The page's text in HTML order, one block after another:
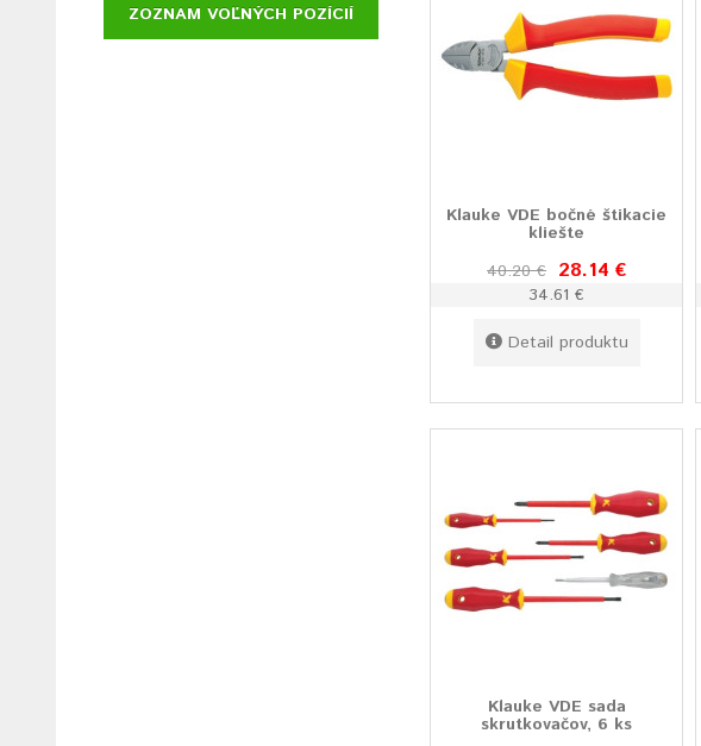
ZOZNAM VOĽNÝCH POZÍCIÍ
Klauke VDE bočné štikacie
kliešte
40.20 € 28.14 €
34.61 €
Detail produktu
Klauke VDE sada
skrutkovačov, 6 ks